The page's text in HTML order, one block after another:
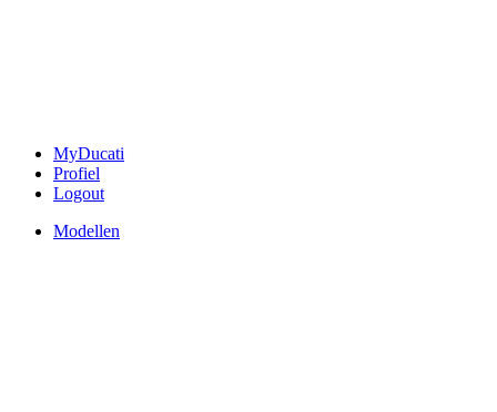
MyDucati
Profiel
Logout
Modellen